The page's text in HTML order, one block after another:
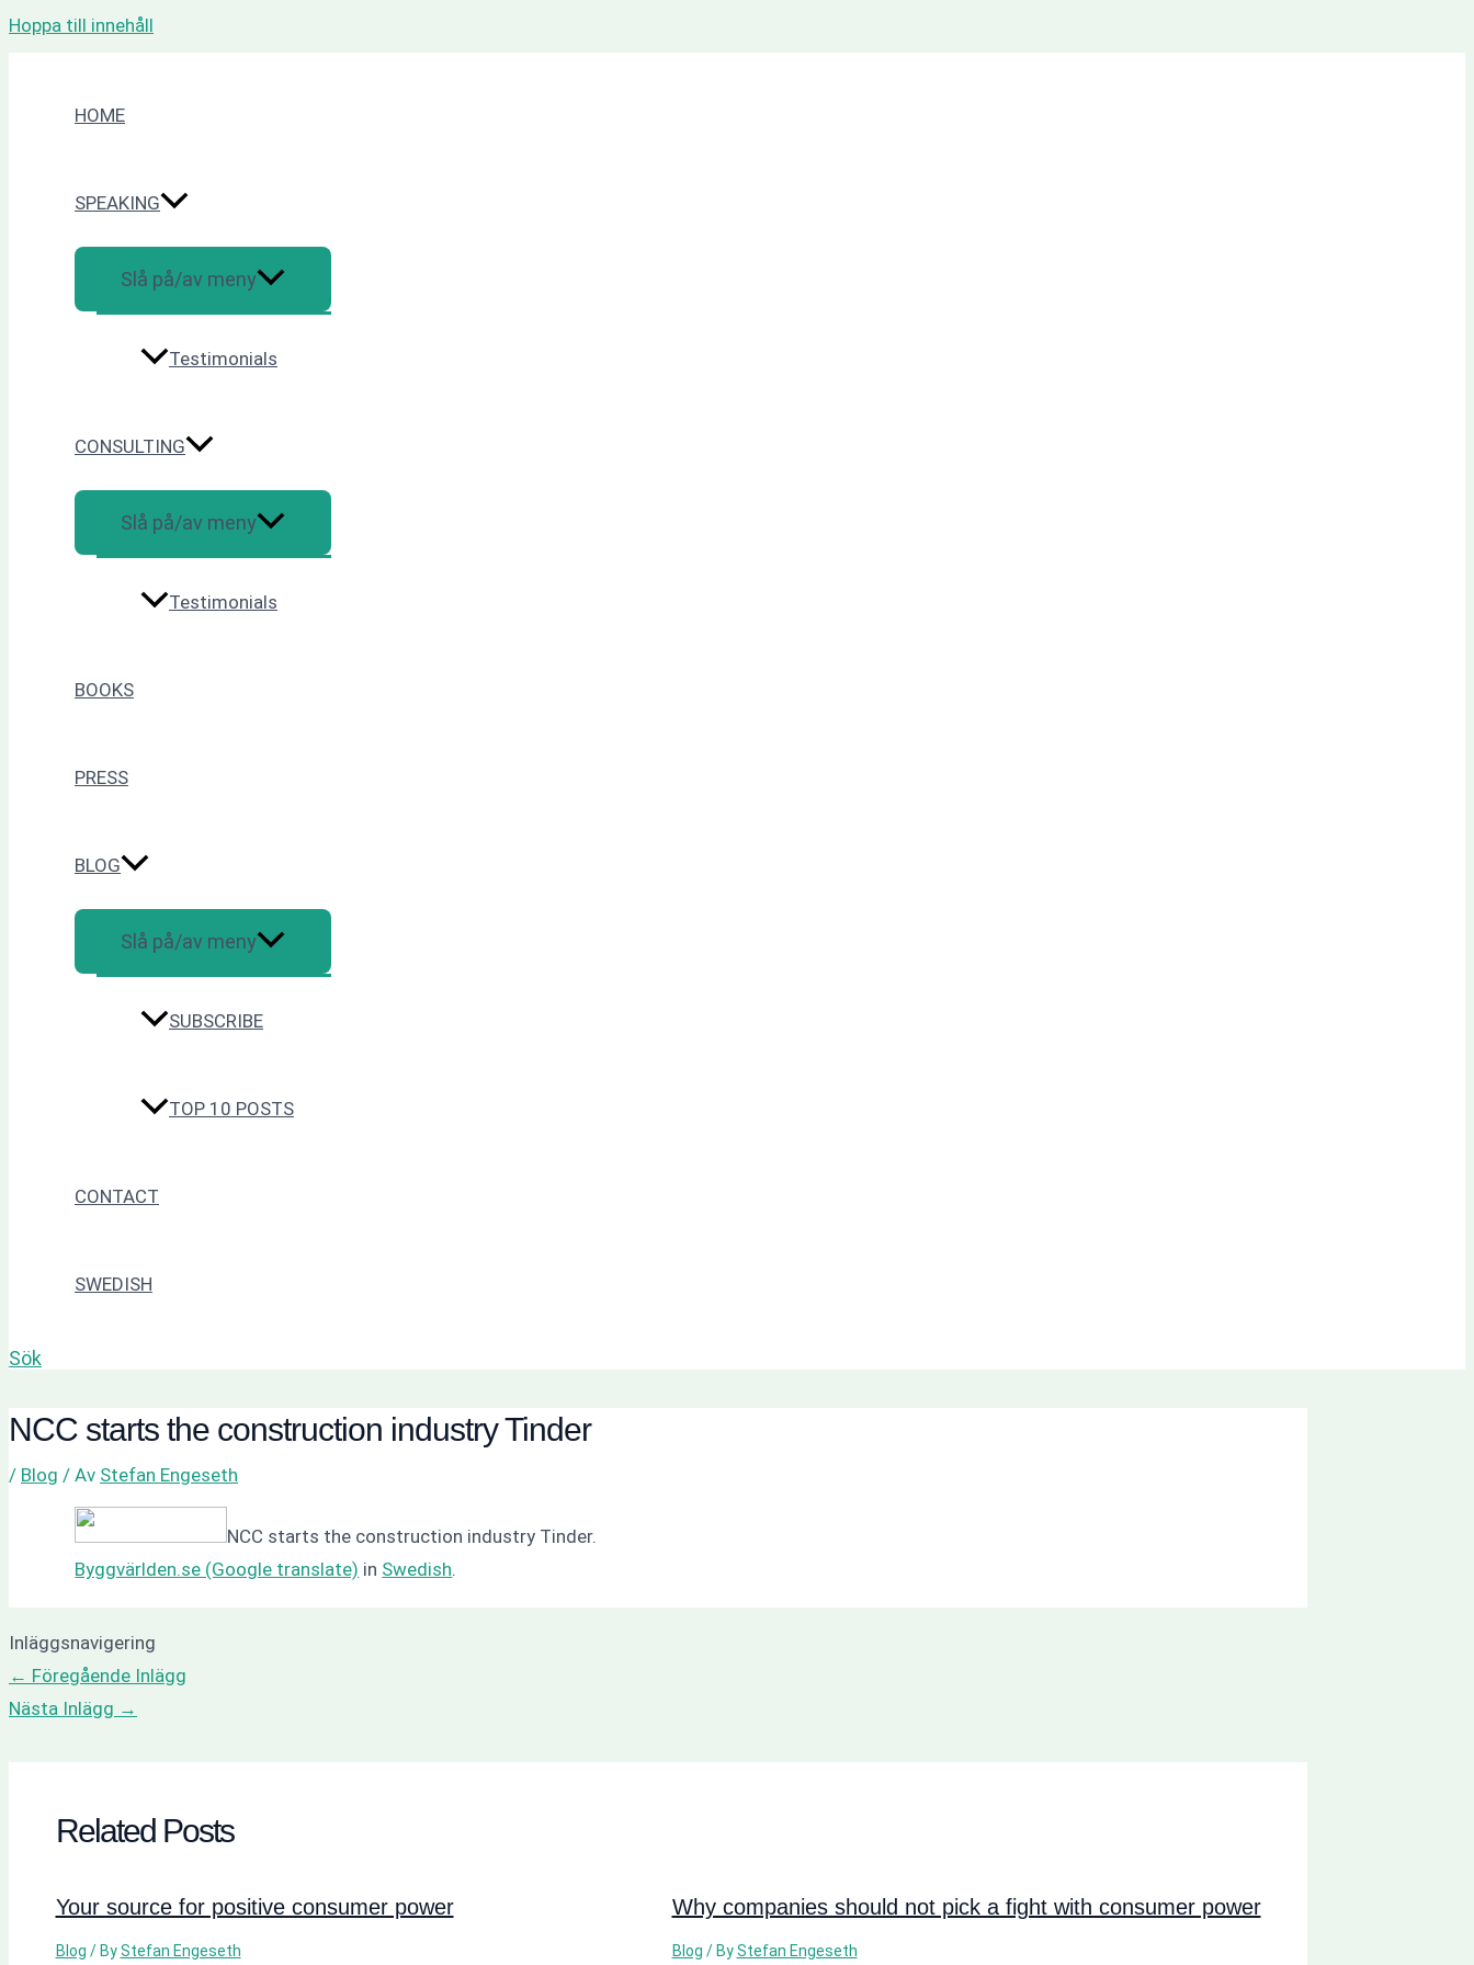
Hoppa till innehåll
HOME
SPEAKING
Slå på/av meny
Testimonials
CONSULTING
Slå på/av meny
Testimonials
BOOKS
PRESS
BLOG
Slå på/av meny
SUBSCRIBE
TOP 10 POSTS
CONTACT
SWEDISH
Sök
NCC starts the construction industry Tinder
/ Blog / Av Stefan Engeseth
NCC starts the construction industry Tinder.
Byggvärlden.se (Google translate) in Swedish.
Inläggsnavigering
← Föregående Inlägg
Nästa Inlägg →
Related Posts
Your source for positive consumer power
Blog / ByStefan Engeseth
Why companies should not pick a fight with consumer power
Blog / ByStefan Engeseth